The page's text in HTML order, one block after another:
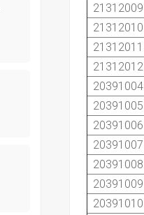
21312009
21312010
21312011
21312012
20391004
20391005
20391006
20391007
20391008
20391009
20391010